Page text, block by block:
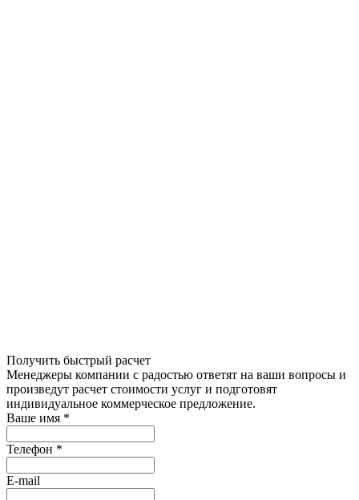
Получить быстрый расчет
Менеджеры компании с радостью ответят на ваши вопросы и
произведут расчет стоимости услуг и подготовят
индивидуальное коммерческое предложение.
Ваше имя *
Телефон *
E-mail